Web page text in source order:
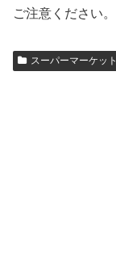
ご注意ください。
スーパーマーケット